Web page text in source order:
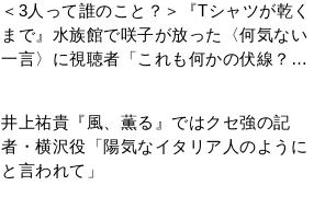
＜3人って誰のこと？＞『Tシャツが乾く
まで』水族館で咲子が放った〈何気ない
一言〉に視聴者「これも何かの伏線？」
井上祐貴『風、薫る』ではクセ強の記
者・横沢役「陽気なイタリア人のように
と言われて」